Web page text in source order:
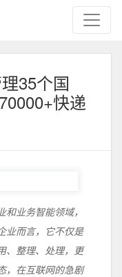
35个国
快递
业务智能领域，
业而言，它不仅是
、整理、处理，更
，在互联网的急剧